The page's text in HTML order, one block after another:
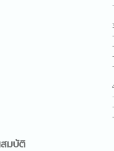
มบัติ